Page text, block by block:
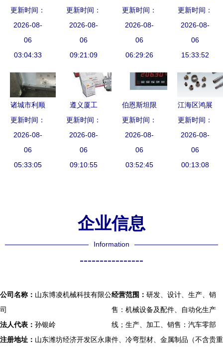
设备回收，
您的可靠物
资处理伙伴
更新时间：
2026-08-
06
03:04:33
产忙 自动
化生产线高
效运转
更新时间：
2026-08-
06
09:21:09
压缩机机头
高效可靠的
机械及行业
设备核心组
更新时间：
2026-08-
06
06:29:26
械 自动化
生产线与农
机配件产品
列表全解析
更新时间：
2026-08-
06
15:33:52
诸城市利顺
机械厂 打
造自动化生
产线，引领
机械及配件
更新时间：
2026-08-
06
05:33:05
遵义厦工
40B装载机
配件选购指
南 性能与
价格分析
更新时间：
2026-08-
06
09:10:55
伯恩斯坦限
位开关 自
动化生产线
中的关键机
械配件
更新时间：
2026-08-
06
03:52:45
江海区鸿展
玻璃机械配
件行机械设
备及配件报
价与服务概
更新时间：
2026-08-
06
00:13:08
企业信息
Information
----------------
公司名称： 山东博凌机械科技有限公
司
法人代表： 孙银岭
注册地址： 山东潍坊经济开发区永康
经营范围： 研发、设计、生产、销
售：机械设备及配件、自动化生产
线；生产、加工、销售：汽车零部
件、冷弯型材、金属制品（不含贵重